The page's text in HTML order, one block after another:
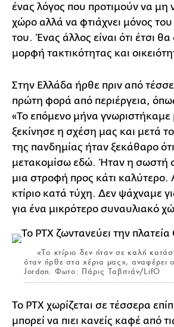
ένας λόγος που προτιμούν να μη
χώρο αλλά να φτιάχνει μόνος
του. Ένας άλλος είναι ότι έτσι θα
μορφή τακτικότητας και
Στην Ελλάδα ήρθε πριν από
πρώτη φορά από περιέργεια,
«Το επόμενο μήνα
ξεκίνησε η σχέση μας και μετά
της πανδημίας ήταν ξεκάθαρο
μετακομίσω εδώ. Ήταν η σωστή
μια στροφή προς κάτι
κτίριο κατά τύχη. Δεν ψάχναμε
για ένα μικρότερο συναυλιακό
«Το κτίριο δεν ήταν σε καλή
όταν ήρθε στα χέρια μας», αναφέρει ο
Jordan. Φωτο: Πάρις Ταβιτιάν/LifO
Το PTX χωρίζεται σε τέσσερα
μπορεί να πιει κανείς καφέ από